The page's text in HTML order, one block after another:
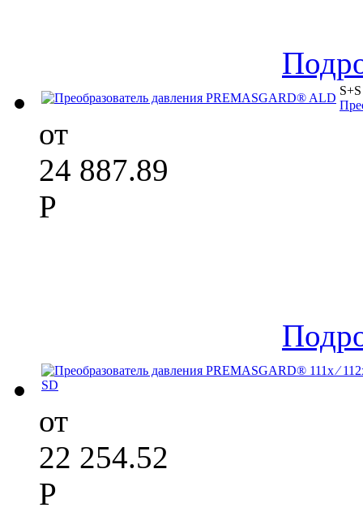
от
24 887.89
Р
от
22 254.52
Р